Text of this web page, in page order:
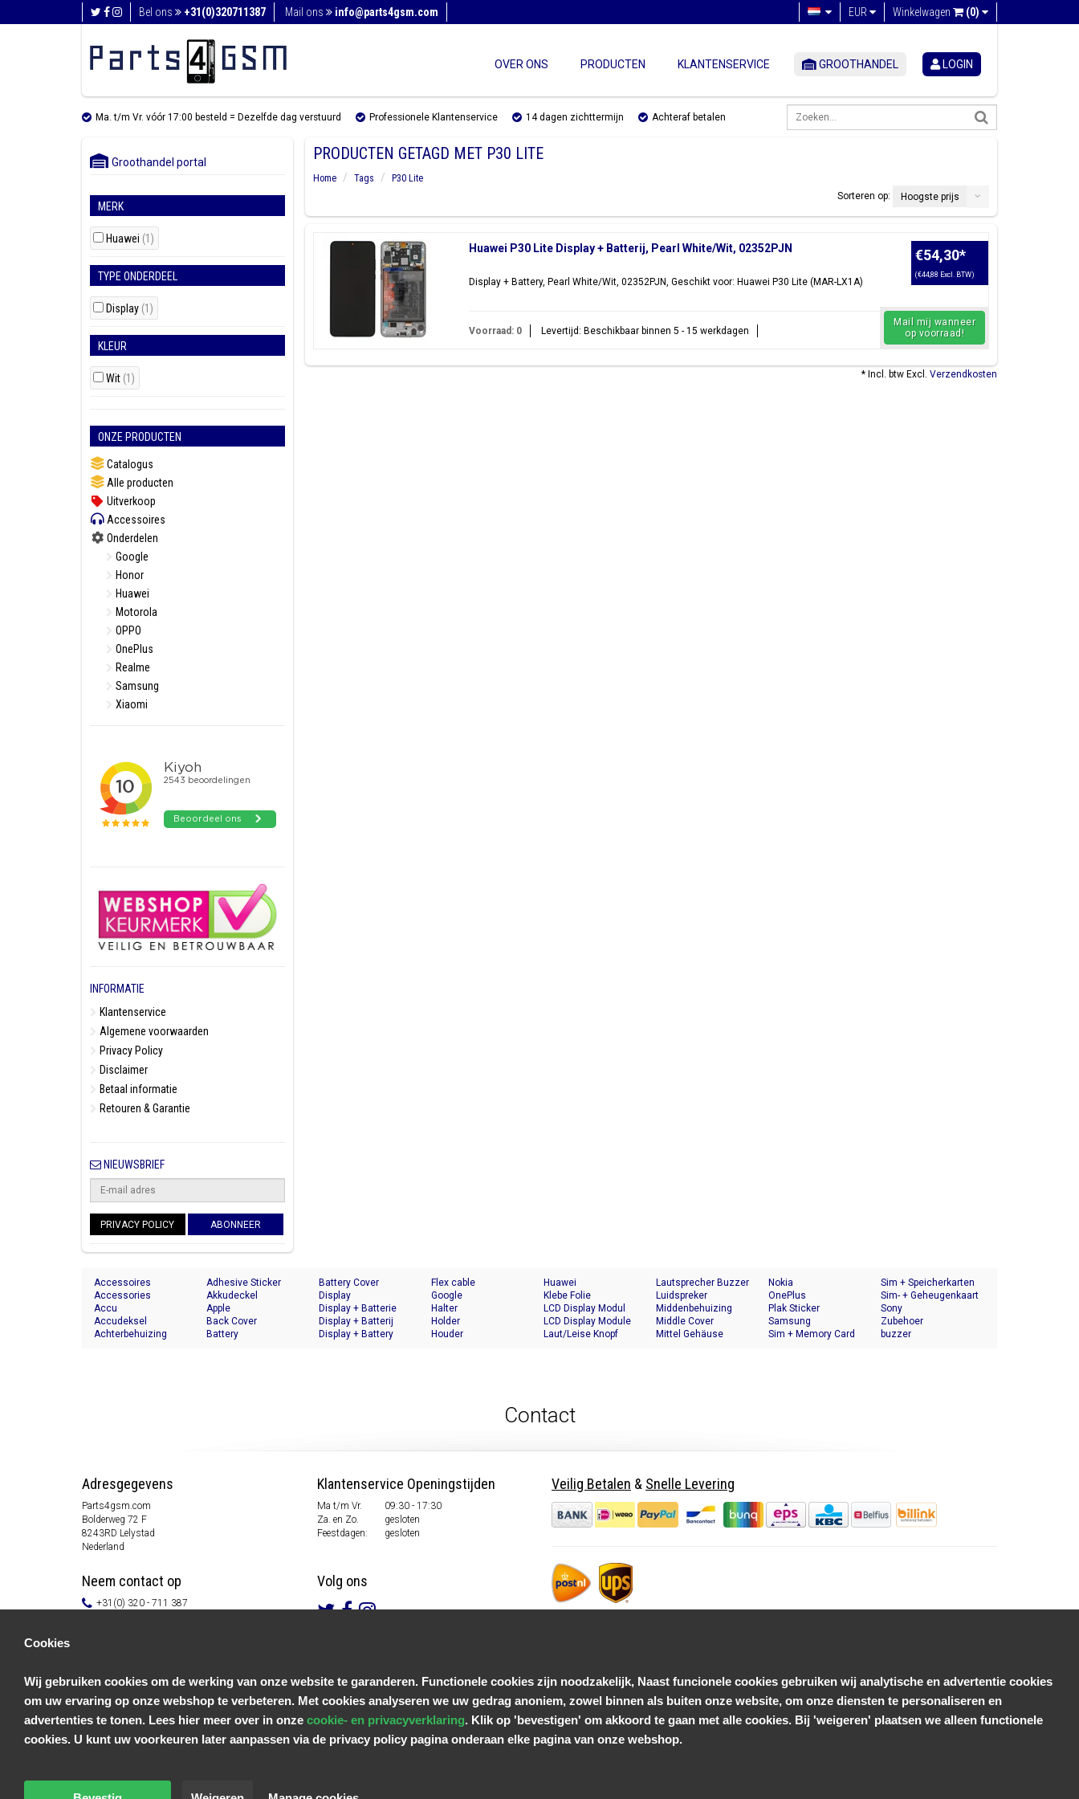
Bel ons +31(0)320711387 Mail ons info@parts4gsm.com Winkelwagen (0)
EUR
OVER ONS PRODUCTEN KLANTENSERVICE GROOTHANDEL LOGIN
Ma. t/m Vr. vóór 17:00 besteld = Dezelfde dag verstuurd Professionele Klantenservice 14 dagen zichttermijn Achteraf betalen
Groothandel portal
MERK
Huawei (1)
TYPE ONDERDEEL
Display (1)
KLEUR
Wit (1)
ONZE PRODUCTEN
Catalogus
Alle producten
Uitverkoop
Accessoires
Onderdelen
Google
Honor
Huawei
Motorola
OPPO
OnePlus
Realme
Samsung
Xiaomi
INFORMATIE
Klantenservice
Algemene voorwaarden
Privacy Policy
Disclaimer
Betaal informatie
Retouren & Garantie
NIEUWSBRIEF
PRIVACY POLICY ABONNEER
PRODUCTEN GETAGD MET P30 LITE
Home Tags
P30 Lite
Sorteren op:
Hoogste prijs
Huawei P30 Lite Display + Batterij, Pearl White/Wit, 02352PJN
Display + Battery, Pearl White/Wit, 02352PJN, Geschikt voor: Huawei P30 Lite (MAR-LX1A)
€54,30*
(€44,88 Excl. BTW)
Voorraad: 0 Levertijd: Beschikbaar binnen 5 - 15 werkdagen
Mail mij wanneer
op voorraad!
* Incl. btw Excl. Verzendkosten
Accessoires
Accessories
Accu
Accudeksel
Achterbehuizing
Adhesive Sticker
Akkudeckel
Apple
Back Cover
Battery
Battery Cover
Display
Display + Batterie
Display + Batterij
Display + Battery
Flex cable
Google
Halter
Holder
Houder
Huawei
Klebe Folie
LCD Display Modul
LCD Display Module
Laut/Leise Knopf
Lautsprecher Buzzer
Luidspreker
Middenbehuizing
Middle Cover
Mittel Gehäuse
Nokia
OnePlus
Plak Sticker
Samsung
Sim + Memory Card
Sim + Speicherkarten
Halter
Sim- + Geheugenkaart
Houder
Sony
Zubehoer
buzzer
Contact
Adresgegevens
Parts4gsm.com
Bolderweg 72 F
8243RD Lelystad
Nederland
Neem contact op
+31(0) 320 - 711 387
Klantenservice
Algemene voorwaarden
Privacy Policy
Disclaimer
Betaal informatie
Klantenservice Openingstijden
Ma t/m Vr.
09:30 - 17:30
Za. en Zo.
gesloten
Feestdagen:
gesloten
Volg ons
Veilig Betalen & Snelle Levering
Cookies
Wij gebruiken cookies om de werking van onze website te garanderen. Functionele cookies zijn noodzakelijk, Naast funcionele cookies gebruiken wij analytische en advertentie cookies
om uw ervaring op onze webshop te verbeteren. Met cookies analyseren we uw gedrag anoniem, zowel binnen als buiten onze website, om onze diensten te personaliseren en
advertenties te tonen. Lees hier meer over in onze cookie- en privacyverklaring. Klik op 'bevestigen' om akkoord te gaan met alle cookies. Bij 'weigeren' plaatsen we alleen functionele
cookies. U kunt uw voorkeuren later aanpassen via de privacy policy pagina onderaan elke pagina van onze webshop.